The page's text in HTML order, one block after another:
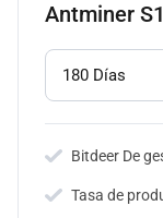
Antminer
180 Días
Bitdeer De
Tasa de